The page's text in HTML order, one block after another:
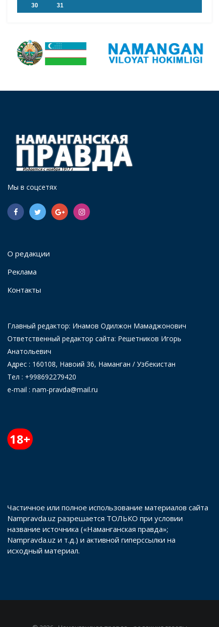
30 31
Мы в соцсетях
О редакции
Реклама
Контакты
Главный редактор: Инамов Одилжон Мамаджонович
Ответственный редактор сайта: Решетников Игорь
Анатольевич
Адрес : 160108, Навоий 36, Наманган / Узбекистан
Тел : +998692279420
e-mail : nam-pravda@mail.ru
18+
Частичное или полное использование материалов сайта
Nampravda.uz разрешается ТОЛЬКО при условии
название источника («Наманганская правда»;
Nampravda.uz и т.д.) и активной гиперссылки на
исходный материал.